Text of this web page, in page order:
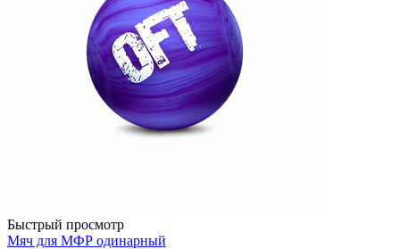
Быстрый просмотр
Мяч для МФР одинарный